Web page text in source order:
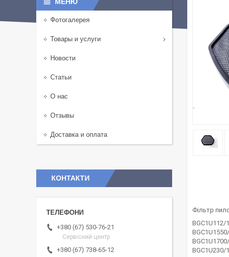
Фільтр
BGC1U112/
BGC1U230/
Фотогалерея
Товары и услуги
Новости
Статьи
О нас
Отзывы
Доставка и оплата
КОНТАКТИ
+380 (67) 530-76-21
Сервісний центр
+380 (67) 738-65-12